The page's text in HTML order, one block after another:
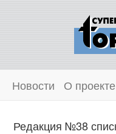
Новости О проекте
Редакция №38